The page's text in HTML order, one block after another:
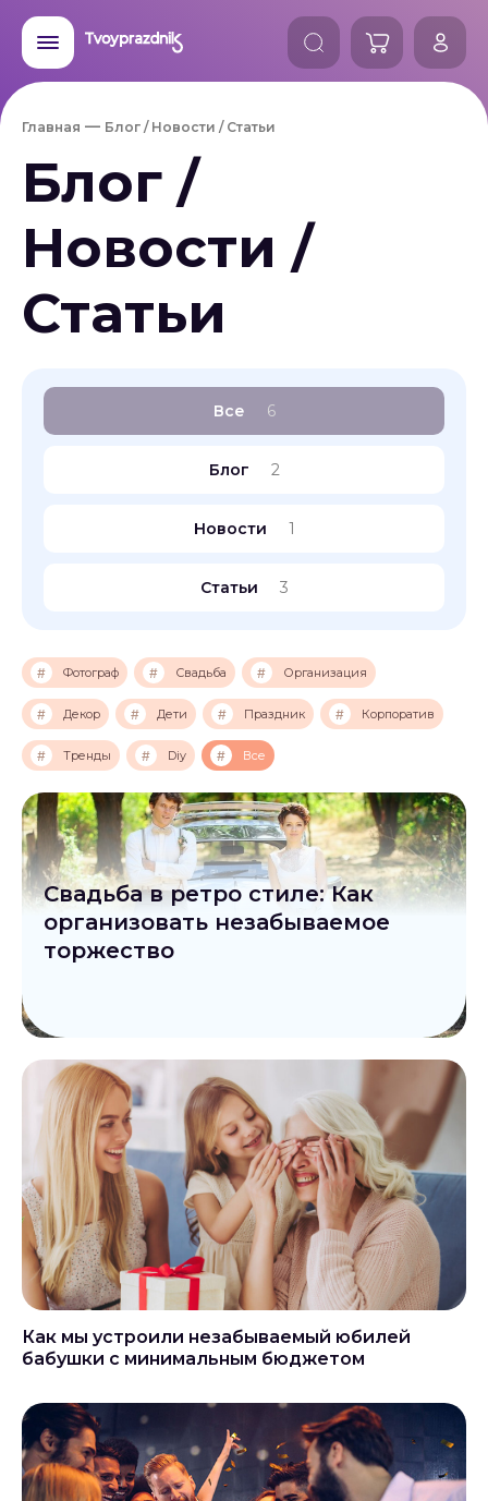
Главная Блог / Новости / Статьи
Блог /
Новости /
Статьи
Все 6
Блог 2
Новости 1
Статьи 3
# Фотограф # Свадьба # Организация
# Декор # Дети # Праздник # Корпоратив
# Тренды # Diy # Все
Свадьба в ретро стиле: Как
организовать незабываемое
торжество
Как мы устроили незабываемый юбилей
бабушки с минимальным бюджетом